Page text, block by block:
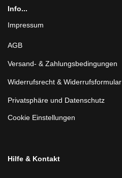
Info...
Impressum
AGB
Versand- & Zahlungsbedingungen
Widerrufsrecht & Widerrufsformular
Privatsphäre und Datenschutz
Cookie Einstellungen
Hilfe & Kontakt